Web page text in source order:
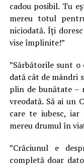
cadou posibil. Tu
mereu totul
niciodată. Îți
vise împlinite!”
”Sărbătorile sunt o
dată cât de mândri
plin de bunătate
vreodată. Să ai un
care te iubesc,
mereu drumul în
”Crăciunul e
completă doar